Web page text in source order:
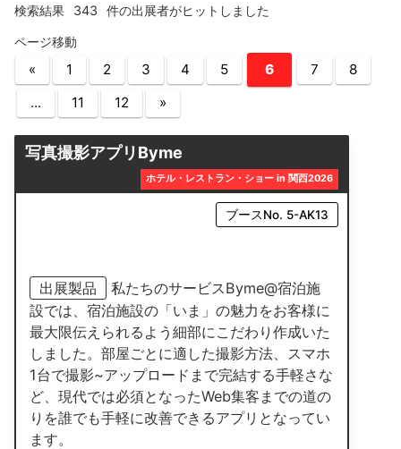
検索結果 343 件の出展者がヒットしました
ページ移動
« 1 2 3 4 5 6 7
8
...
11 12 »
写真撮影アプリByme
ホテル・レストラン・ショー in 関西2026
ブースNo. 5-AK13
出展製品
私たちのサービスByme@宿泊施
設では、宿泊施設の「いま」の魅力をお客様に
最大限伝えられるよう細部にこだわり作成いた
しました。部屋ごとに適した撮影方法、スマホ
1台で撮影~アップロードまで完結する手軽さな
ど、現代では必須となったWeb集客までの道の
りを誰でも手軽に改善できるアプリとなってい
ます。